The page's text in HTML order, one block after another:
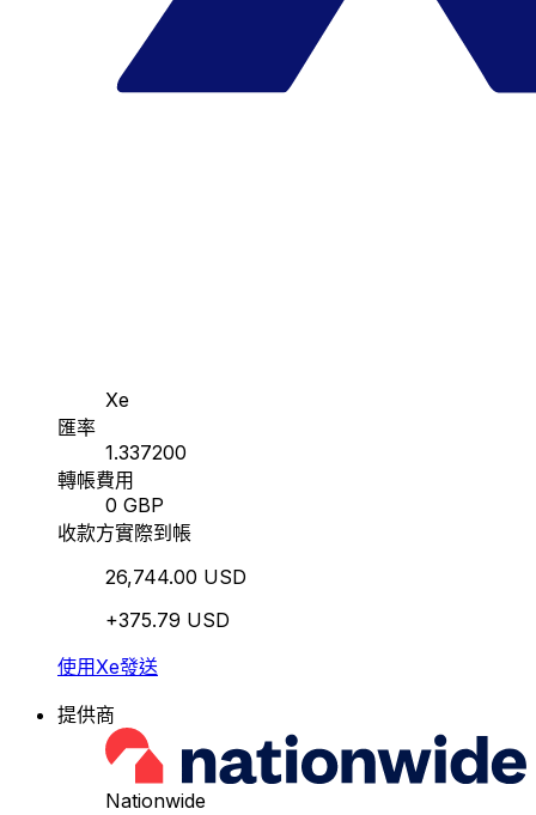
Xe
匯率
1.337200
轉帳費用
0 GBP
收款方實際到帳
26,744.00 USD
+375.79 USD
使用Xe發送
提供商
Nationwide